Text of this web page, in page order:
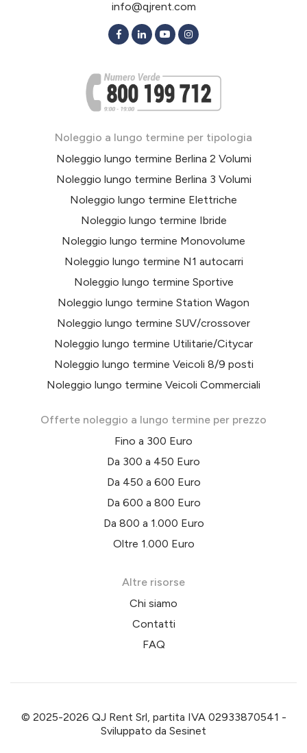
info@qjrent.com
Noleggio a lungo termine per tipologia
Noleggio lungo termine Berlina 2 Volumi
Noleggio lungo termine Berlina 3 Volumi
Noleggio lungo termine Elettriche
Noleggio lungo termine Ibride
Noleggio lungo termine Monovolume
Noleggio lungo termine N1 autocarri
Noleggio lungo termine Sportive
Noleggio lungo termine Station Wagon
Noleggio lungo termine SUV/crossover
Noleggio lungo termine Utilitarie/Citycar
Noleggio lungo termine Veicoli 8/9 posti
Noleggio lungo termine Veicoli Commerciali
Offerte noleggio a lungo termine per prezzo
Fino a 300 Euro
Da 300 a 450 Euro
Da 450 a 600 Euro
Da 600 a 800 Euro
Da 800 a 1.000 Euro
Oltre 1.000 Euro
Altre risorse
Chi siamo
Contatti
FAQ
© 2025-2026 QJ Rent Srl, partita IVA 02933870541 -
Sviluppato da Sesinet